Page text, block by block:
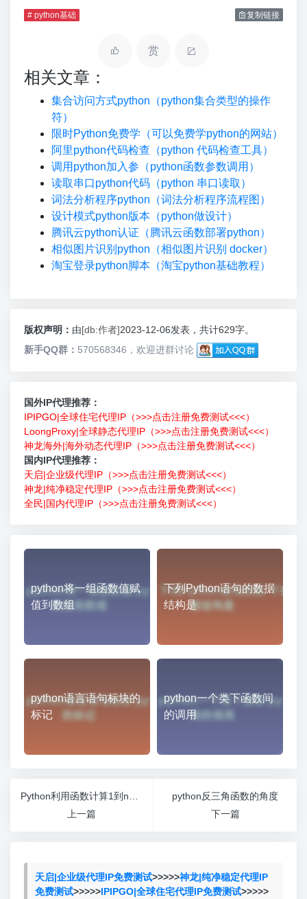
# python基础 复制链接
赏
相关文章：
集合访问方式python（python集合类型的操作
符）
限时Python免费学（可以免费学python的网站）
阿里python代码检查（python 代码检查工具）
调用python加入参（python函数参数调用）
读取串口python代码（python 串口读取）
词法分析程序python（词法分析程序流程图）
设计模式python版本（python做设计）
腾讯云python认证（腾讯云函数部署python）
相似图片识别python（相似图片识别 docker）
淘宝登录python脚本（淘宝python基础教程）
版权声明： 由[db:作者]2023-12-06发表，共计629字。
新手QQ群： 570568346，欢迎进群讨论
国外IP代理推荐：
IPIPGO|全球住宅代理IP（>>>点击注册免费测试<<<）
LoongProxy|全球静态代理IP（>>>点击注册免费测试<<<）
神龙海外|海外动态代理IP（>>>点击注册免费测试<<<）
国内IP代理推荐：
天启|企业级代理IP（>>>点击注册免费测试<<<）
神龙|纯净稳定代理IP（>>>点击注册免费测试<<<）
全民|国内代理IP（>>>点击注册免费测试<<<）
python将一组函数值赋
值到数组
下列Python语句的数据
结构是
python语言语句标块的
标记
python一个类下函数间
的调用
上一篇
python反三角函数的角度
下一篇
天启|企业级代理IP免费测试>>>>>神龙|纯净稳定代理IP
免费测试>>>>>IPIPGO|全球住宅代理IP免费测试>>>>>